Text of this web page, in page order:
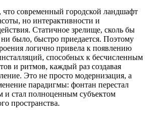
, что современный городской ландшафт
но интерактивности и
Статичное зрелище, сколь бы
было, быстро приедается. Поэтому
логично привела к появлению
способных к бесчисленным
и ритмов, каждый раз создавая
Это не просто модернизация, а
парадигмы: фонтан перестал
и стал полноценным субъектом
пространства.